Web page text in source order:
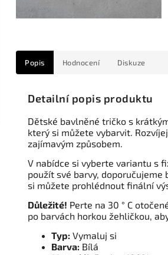
Popis Hodnocení Diskuze
Detailní popis produktu
Dětské bavlněné tričko s
který si můžete vybarvit.
zajímavým způsobem.
V nabídce si vyberte variantu s
použít své barvy,
si můžete prohlédnout finální
Důležité! Perte na 30 ° C
po barvách horkou žehličkou,
Typ: Vymaluj si
Barva: Bílá